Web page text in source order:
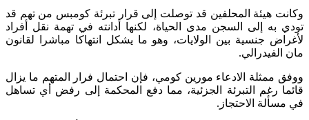
وكانت هيئة المحلفين قد توصلت إلى قرار تبرئة كومبس من تهم قد
تودي به إلى السجن مدى الحياة، لكنها أدانته في تهمة نقل أفراد
لأغراض جنسية بين الولايات، وهو ما يشكل انتهاكا مباشرا لقانون
مان الفيدرالي.
ووفق ممثلة الادعاء مورين كومي، فإن احتمال فرار المتهم ما يزال
قائما رغم التبرئة الجزئية، مما دفع المحكمة إلى رفض أي تساهل
في مسألة الاحتجاز.